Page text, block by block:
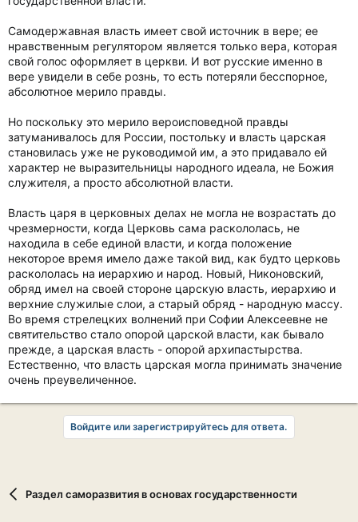
Самодержавная власть имеет свой источник в вере; ее
нравственным регулятором является только вера, которая
свой голос оформляет в церкви. И вот русские именно в
вере увидели в себе рознь, то есть потеряли бесспорное,
абсолютное мерило правды.
Но поскольку это мерило вероисповедной правды
затуманивалось для России, постольку и власть царская
становилась уже не руководимой им, а это придавало ей
характер не выразительницы народного идеала, не Божия
служителя, а просто абсолютной власти.
Власть царя в церковных делах не могла не возрастать до
чрезмерности, когда Церковь сама раскололась, не
находила в себе единой власти, и когда положение
некоторое время имело даже такой вид, как будто церковь
раскололась на иерархию и народ. Новый, Никоновский,
обряд имел на своей стороне царскую власть, иерархию и
верхние служилые слои, а старый обряд - народную массу.
Во время стрелецких волнений при Софии Алексеевне не
святительство стало опорой царской власти, как бывало
прежде, а царская власть - опорой архипастырства.
Естественно, что власть царская могла принимать значение
очень преувеличенное.
Войдите или зарегистрируйтесь для ответа.
Раздел саморазвития в основах государственности